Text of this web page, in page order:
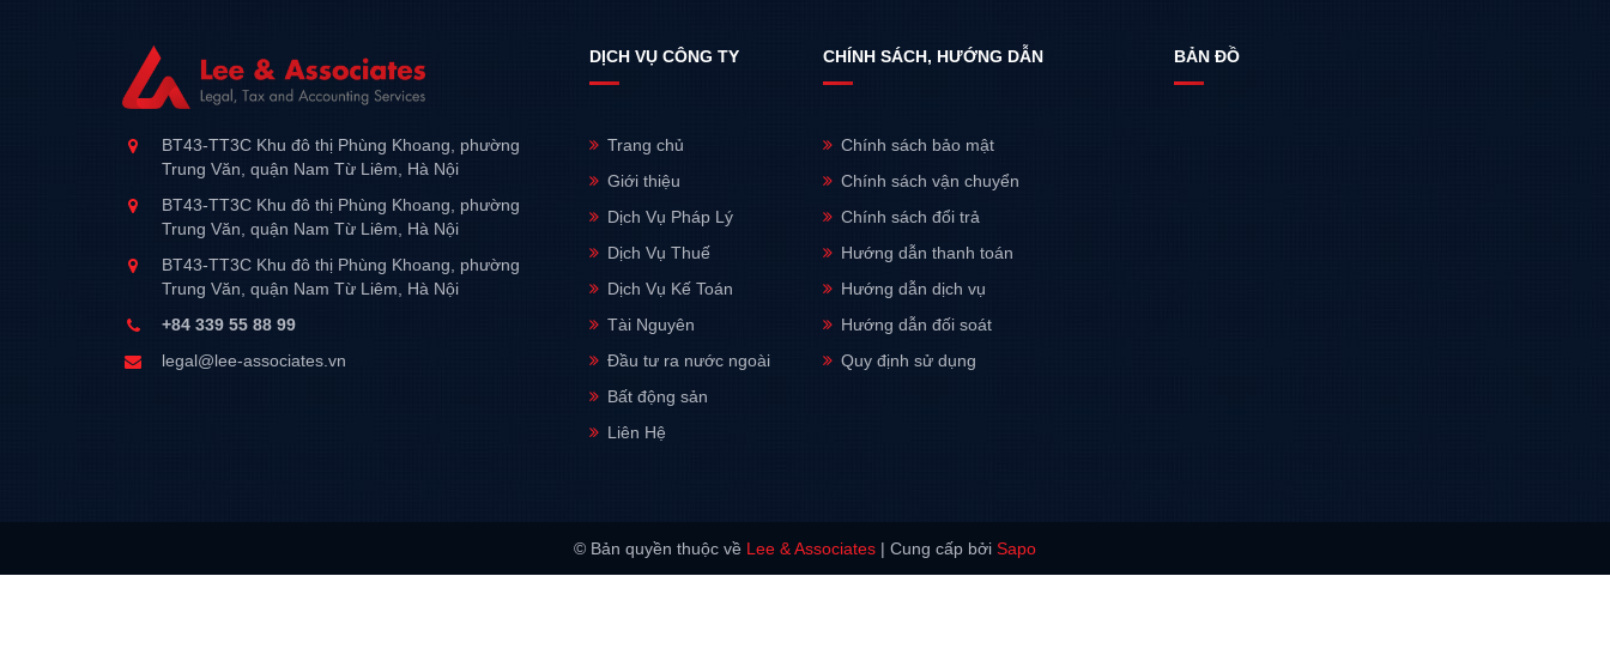
BT43-TT3C Khu đô thị Phùng Khoang, phường
Trung Văn, quận Nam Từ Liêm, Hà Nội
BT43-TT3C Khu đô thị Phùng Khoang, phường
Trung Văn, quận Nam Từ Liêm, Hà Nội
BT43-TT3C Khu đô thị Phùng Khoang, phường
Trung Văn, quận Nam Từ Liêm, Hà Nội
+84 339 55 88 99
legal@lee-associates.vn
DỊCH VỤ CÔNG TY
Trang chủ
Giới thiệu
Dịch Vụ Pháp Lý
Dịch Vụ Thuế
Dịch Vụ Kế Toán
Tài Nguyên
Đầu tư ra nước ngoài
Bất động sản
Liên Hệ
CHÍNH SÁCH, HƯỚNG DẪN
Chính sách bảo mật
Chính sách vận chuyển
Chính sách đổi trả
Hướng dẫn thanh toán
Hướng dẫn dịch vụ
Hướng dẫn đối soát
Quy định sử dụng
BẢN ĐỒ
© Bản quyền thuộc về Lee & Associates | Cung cấp bởi Sapo